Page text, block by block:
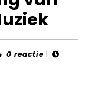
0 reactie |